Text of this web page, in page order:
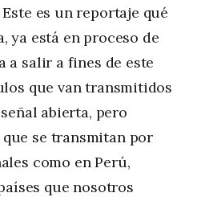
es un reportaje qué
ya está en proceso de
a salir a fines de este
que van transmitidos
abierta, pero
se transmitan por
como en Perú,
que nosotros